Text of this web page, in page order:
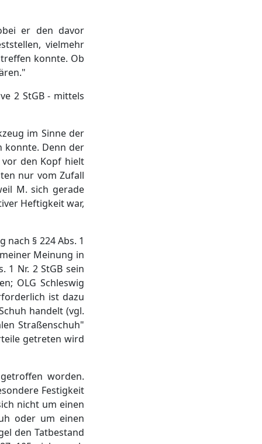
er den davor
vielmehr
konnte. Ob
2 StGB - mittels
im Sinne der
konnte. Denn der
den Kopf hielt
nur vom Zufall
M. sich gerade
Heftigkeit war,
§ 224 Abs. 1
Meinung in
1 Nr. 2 StGB sein
OLG Schleswig
ist dazu
handelt (vgl.
Straßenschuh"
getreten wird
worden.
Festigkeit
nicht um einen
oder um einen
den Tatbestand